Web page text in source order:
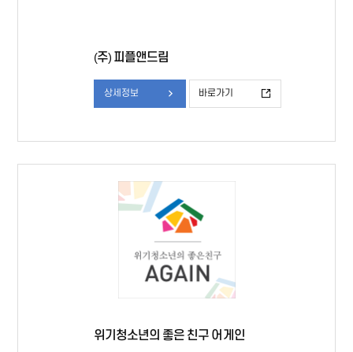
(주) 피플앤드림
상세정보 바로가기
위기청소년의 좋은 친구 어게인